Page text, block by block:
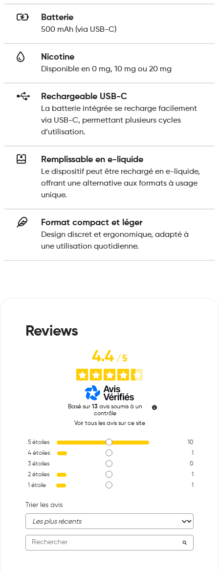
Batterie
500 mAh (via USB-C)
Nicotine
Disponible en 0 mg, 10 mg ou 20 mg
Rechargeable USB-C
La batterie intégrée se recharge facilement
via USB-C, permettant plusieurs cycles
d’utilisation.
Remplissable en e-liquide
Le dispositif peut être rechargé en e-liquide,
offrant une alternative aux formats à usage
unique.
Format compact et léger
Design discret et ergonomique, adapté à
une utilisation quotidienne.
4.4/5
Basé sur 13 avis soumis à un
contrôle
Voir tous les avis sur ce site
5 étoiles
10
4 étoiles
1
3 étoiles
0
2 étoiles
1
1 étoile 1
Trier les avis